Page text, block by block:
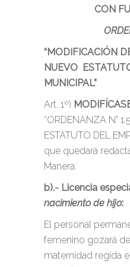
CON
“MODIFICACIÓN
NUEVO
MUNICIPAL”
Art. 1º)
“ORDENANZA N°
ESTATUTO DEL
que quedará
Manera:
b).- Licencia
nacimiento de hijo:
El personal
femenino gozará
maternidad regida